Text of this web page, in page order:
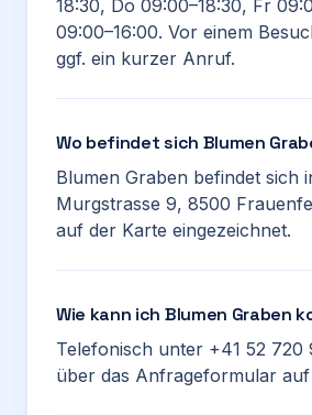
18:30, Do 09:00–18:30, Fr
09:00–16:00. Vor einem
ggf. ein kurzer Anruf.
Wo befindet sich Blumen
Blumen Graben befindet sich
Murgstrasse 9, 8500
auf der Karte eingezeichnet.
Wie kann ich Blumen Graben
Telefonisch unter +41 52 720
über das Anfrageformular auf